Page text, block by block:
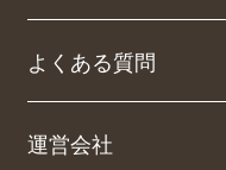
よくある質問
運営会社